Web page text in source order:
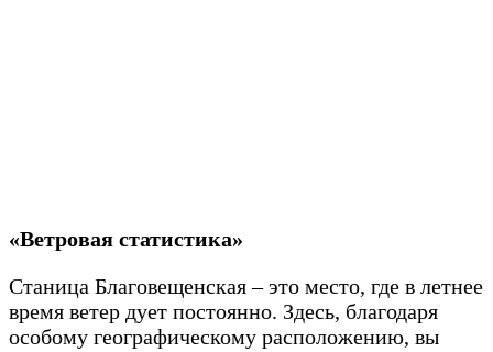
«Ветровая статистика»
Станица Благовещенская – это место, где в летнее
время ветер дует постоянно. Здесь, благодаря
особому географическому расположению, вы